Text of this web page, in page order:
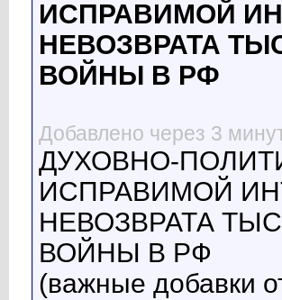
ИСПРАВИМОЙ
НЕВОЗВРАТА
ВОЙНЫ В РФ
Добавлено через 3
ДУХОВНО-
ИСПРАВИМОЙ
НЕВОЗВРАТА
ВОЙНЫ В РФ
(важные добавки